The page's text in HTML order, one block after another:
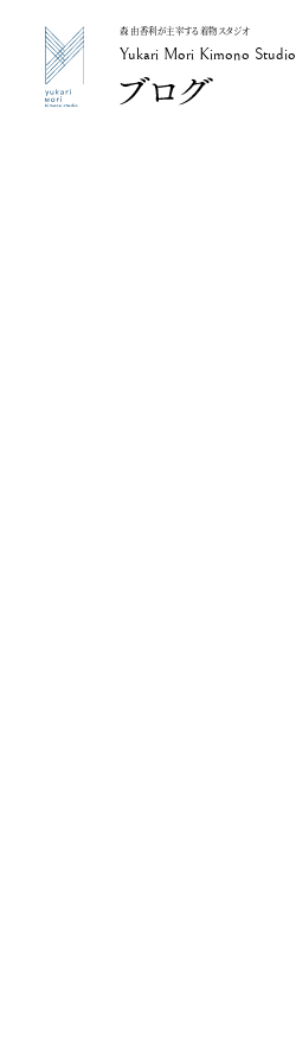
Yukari Mori Kimono Studio
森 由香利が主宰する着物スタジオ
Yukari Mori Kimono Studio